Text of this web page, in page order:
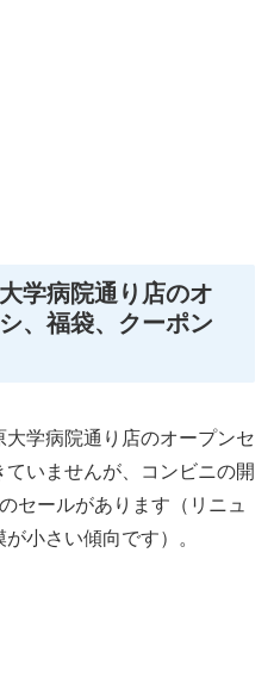
学病院通り店のオ
、福袋、クーポン
学病院通り店のオープンセ
いませんが、コンビニの開
セールがあります（リニュ
小さい傾向です）。